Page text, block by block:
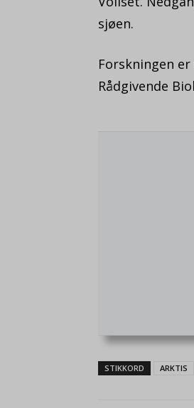
sjøen.
Forskningen
Rådgivende
STIKKORD ARKTIS